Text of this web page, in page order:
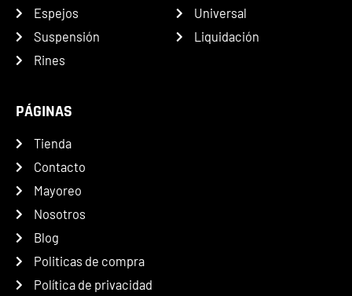
Espejos
Suspensión
Rines
Universal
Liquidación
PÁGINAS
Tienda
Contacto
Mayoreo
Nosotros
Blog
Politicas de compra
Política de privacidad